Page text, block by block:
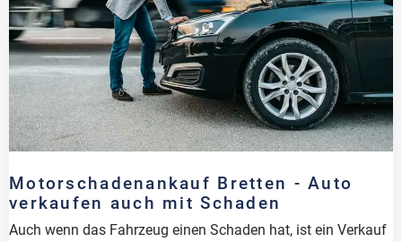
Motorschadenankauf Bretten - Auto
verkaufen auch mit Schaden
Auch wenn das Fahrzeug einen Schaden hat, ist ein Verkauf